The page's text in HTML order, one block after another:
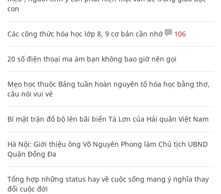
con
Các công thức hóa học lớp 8, 9 cơ bản cần nhớ 106
20 số điện thoại ma ám bạn không bao giờ nên gọi
Mẹo học thuộc Bảng tuần hoàn nguyên tố hóa học bằng thơ,
câu nói vui vẻ
Bí mật trận đổ bộ lên bãi biển Tà Lơn của Hải quân Việt Nam
Hà Nội: Giới thiệu ông Võ Nguyên Phong làm Chủ tịch UBND
Quận Đống Đa
Tổng hợp những status hay về cuộc sống mang ý nghĩa thay
đổi cuộc đời